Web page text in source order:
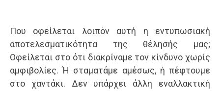
Που οφείλεται λοιπόν αυτή η εντυπωσιακή
αποτελεσματικότητα της θέλησής μας;
Οφείλεται στο ότι διακρίναμε τον κίνδυνο χωρίς
αμφιβολίες. Ή σταματάμε αμέσως, ή πέφτουμε
στο χαντάκι. Δεν υπάρχει άλλη εναλλακτική